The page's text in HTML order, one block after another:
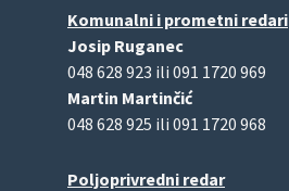
Komunalni i prometni redari
Josip Ruganec
048 628 923 ili 091 1720 969
Martin Martinčić
048 628 925 ili 091 1720 968
Poljoprivredni redar